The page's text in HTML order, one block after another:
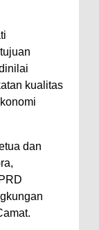
kualitas
dan